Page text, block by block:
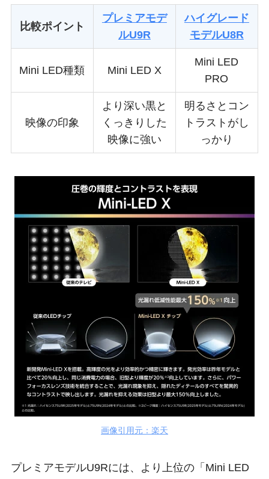
比較ポイント
プレミアモデ
ルU9R
ハイグレード
モデルU8R
Mini LED種類 Mini LED X
Mini LED
PRO
映像の印象
より深い黒と
くっきりした
映像に強い
明るさとコン
トラストがし
っかり
画像引用元：楽天
プレミアモデルU9Rには、より上位の「Mini LED